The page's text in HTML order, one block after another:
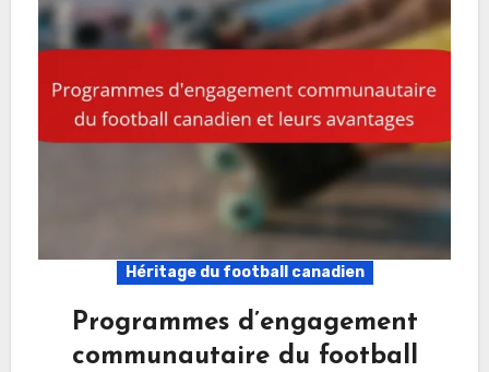
Héritage du football canadien
Programmes d’engagement
communautaire du football